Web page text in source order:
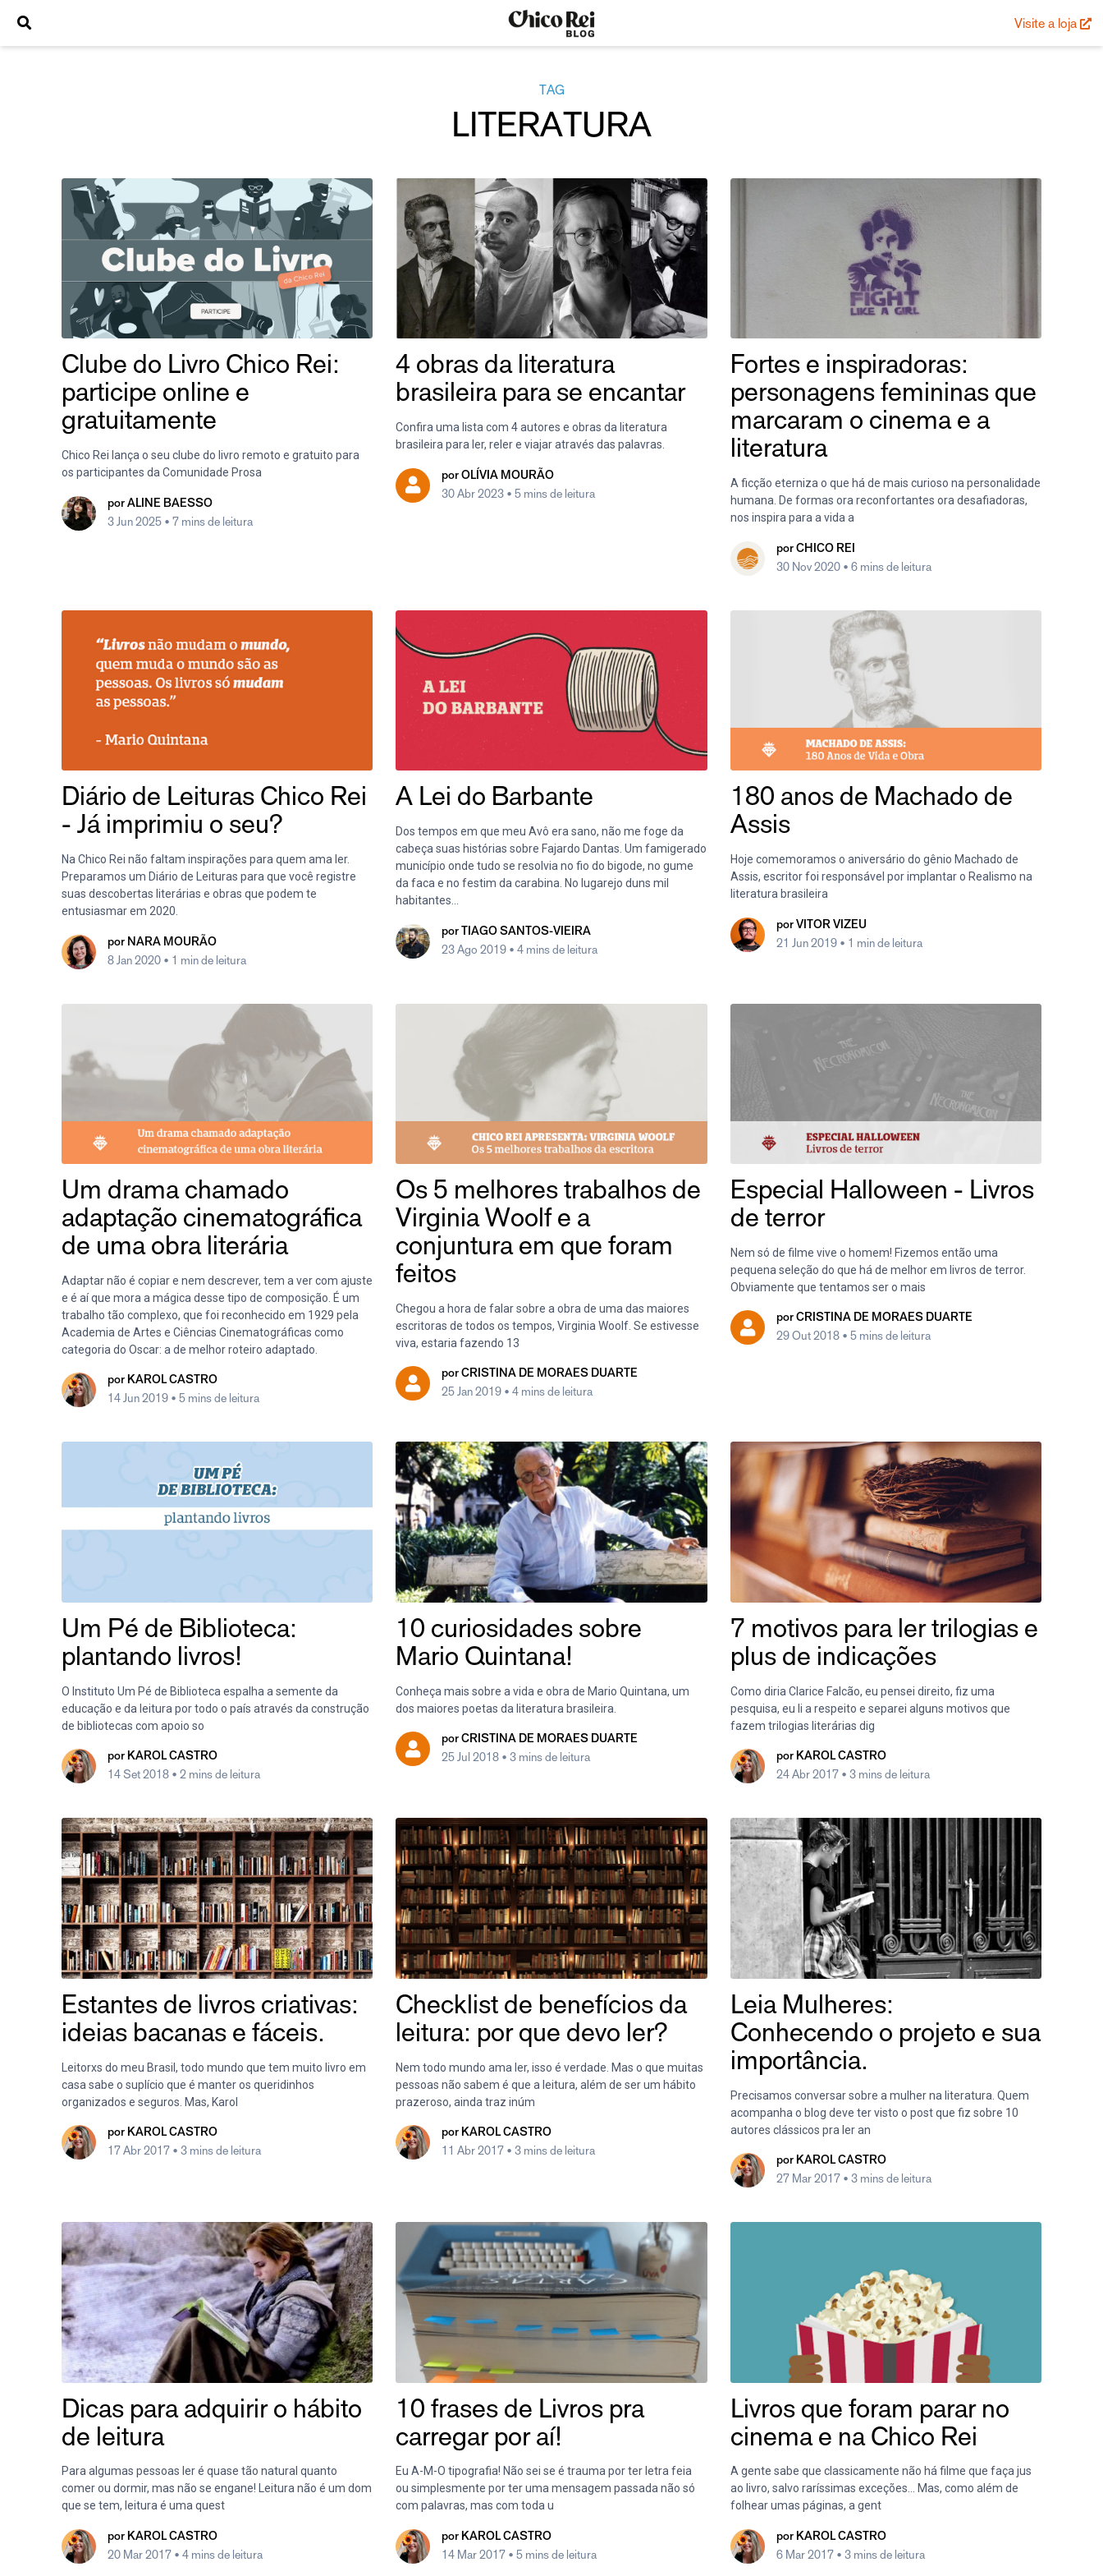
Visite a loja
TAG
LITERATURA
Clube do Livro Chico Rei:
participe online e
gratuitamente
Chico Rei lança o seu clube do livro remoto e gratuito para
os participantes da Comunidade Prosa
por ALINE BAESSO
3 Jun 2025 • 7 mins de leitura
4 obras da literatura
brasileira para se encantar
Confira uma lista com 4 autores e obras da literatura
brasileira para ler, reler e viajar através das palavras.
porOLÍVIA MOURÃO
30 Abr 2023 • 5 mins de leitura
Fortes e inspiradoras:
personagens femininas que
marcaram o cinema e a
literatura
A ficção eterniza o que há de mais curioso na personalidade
humana. De formas ora reconfortantes ora desafiadoras,
nos inspira para a vida a
por CHICO REI
30 Nov 2020 • 6 mins de leitura
Diário de Leituras Chico Rei
- Já imprimiu o seu?
Na Chico Rei não faltam inspirações para quem ama ler.
Preparamos um Diário de Leituras para que você registre
suas descobertas literárias e obras que podem te
entusiasmar em 2020.
por NARA MOURÃO
8 Jan 2020 • 1 min de leitura
A Lei do Barbante
Dos tempos em que meu Avô era sano, não me foge da
cabeça suas histórias sobre Fajardo Dantas. Um famigerado
município onde tudo se resolvia no fio do bigode, no gume
da faca e no festim da carabina. No lugarejo duns mil
habitantes...
por TIAGO SANTOS-VIEIRA
23 Ago 2019 • 4 mins de leitura
180 anos de Machado de
Assis
Hoje comemoramos o aniversário do gênio Machado de
Assis, escritor foi responsável por implantar o Realismo na
literatura brasileira
por VITOR VIZEU
21 Jun 2019 • 1 min de leitura
Um drama chamado
adaptação cinematográfica
de uma obra literária
Adaptar não é copiar e nem descrever, tem a ver com ajuste
e é aí que mora a mágica desse tipo de composição. É um
trabalho tão complexo, que foi reconhecido em 1929 pela
Academia de Artes e Ciências Cinematográficas como
categoria do Oscar: a de melhor roteiro adaptado.
por KAROL CASTRO
14 Jun 2019 • 5 mins de leitura
Os 5 melhores trabalhos de
Virginia Woolf e a
conjuntura em que foram
feitos
Chegou a hora de falar sobre a obra de uma das maiores
escritoras de todos os tempos, Virginia Woolf. Se estivesse
viva, estaria fazendo 13
porCRISTINA DE MORAES DUARTE
25 Jan 2019 • 4 mins de leitura
Especial Halloween - Livros
de terror
Nem só de filme vive o homem! Fizemos então uma
pequena seleção do que há de melhor em livros de terror.
Obviamente que tentamos ser o mais
por CRISTINA DE MORAES DUARTE
29 Out 2018 • 5 mins de leitura
Um Pé de Biblioteca:
plantando livros!
O Instituto Um Pé de Biblioteca espalha a semente da
educação e da leitura por todo o país através da construção
de bibliotecas com apoio so
por KAROL CASTRO
14 Set 2018 • 2 mins de leitura
10 curiosidades sobre
Mario Quintana!
Conheça mais sobre a vida e obra de Mario Quintana, um
dos maiores poetas da literatura brasileira.
porCRISTINA DE MORAES DUARTE
25 Jul 2018 • 3 mins de leitura
7 motivos para ler trilogias e
plus de indicações
Como diria Clarice Falcão, eu pensei direito, fiz uma
pesquisa, eu li a respeito e separei alguns motivos que
fazem trilogias literárias dig
por KAROL CASTRO
24 Abr 2017 • 3 mins de leitura
Estantes de livros criativas:
ideias bacanas e fáceis.
Leitorxs do meu Brasil, todo mundo que tem muito livro em
casa sabe o suplício que é manter os queridinhos
organizados e seguros. Mas, Karol
por KAROL CASTRO
17 Abr 2017 • 3 mins de leitura
Checklist de benefícios da
leitura: por que devo ler?
Nem todo mundo ama ler, isso é verdade. Mas o que muitas
pessoas não sabem é que a leitura, além de ser um hábito
prazeroso, ainda traz inúm
por KAROL CASTRO
11 Abr 2017 • 3 mins de leitura
Leia Mulheres:
Conhecendo o projeto e sua
importância.
Precisamos conversar sobre a mulher na literatura. Quem
acompanha o blog deve ter visto o post que fiz sobre 10
autores clássicos pra ler an
por KAROL CASTRO
27 Mar 2017 • 3 mins de leitura
Dicas para adquirir o hábito
de leitura
Para algumas pessoas ler é quase tão natural quanto
comer ou dormir, mas não se engane! Leitura não é um dom
que se tem, leitura é uma quest
por KAROL CASTRO
20 Mar 2017 • 4 mins de leitura
10 frases de Livros pra
carregar por aí!
Eu A-M-O tipografia! Não sei se é trauma por ter letra feia
ou simplesmente por ter uma mensagem passada não só
com palavras, mas com toda u
por KAROL CASTRO
14 Mar 2017 • 5 mins de leitura
Livros que foram parar no
cinema e na Chico Rei
A gente sabe que classicamente não há filme que faça jus
ao livro, salvo raríssimas exceções… Mas, como além de
folhear umas páginas, a gent
por KAROL CASTRO
6 Mar 2017 • 3 mins de leitura